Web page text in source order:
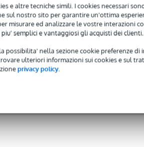
e altre tecniche simili. I cookies necessari
sul nostro sito per garantire un'ottima
misurare ed analizzare le vostre interazioni
semplici e vantaggiosi gli acquisti dei clienti.
possibilita' nella sezione cookie preferenze di
ulteriori informazioni sui cookies e sul
privacy policy.